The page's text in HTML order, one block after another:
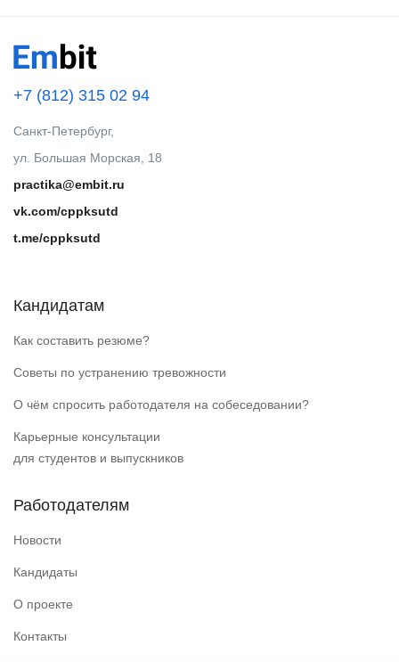
+7 (812) 315 02 94
Санкт-Петербург,
ул. Большая Морская, 18
practika@embit.ru
vk.com/cppksutd
t.me/cppksutd
Кандидатам
Как составить резюме?
Советы по устранению тревожности
О чём спросить работодателя на собеседовании?
Карьерные консультации
для студентов и выпускников
Работодателям
Новости
Кандидаты
О проекте
Контакты